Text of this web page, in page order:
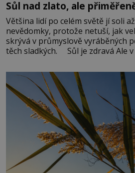
Sůl nad zlato, ale
Většina lidí po celém světě jí soli
nevědomky, protože netuší, jak
skrývá v průmyslově vyráběných
těch sladkých. Sůl je zdravá Ale
základní složky– sodík a chlór –
správné hospodaření